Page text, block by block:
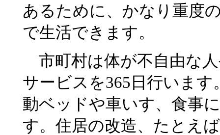
あるために、かなり重度
で生活できます。
市町村は体が不自由な
サービスを365日行いま
動ベッドや車いす、食事
す。住居の改造、たとえ